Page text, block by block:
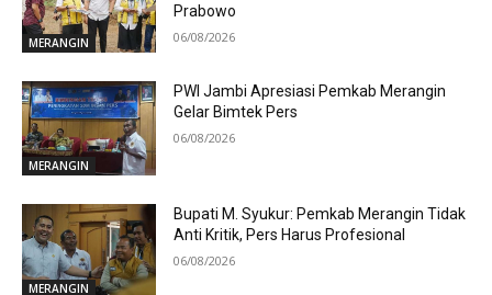
MERANGIN
Prabowo
06/08/2026
MERANGIN
PWI Jambi Apresiasi Pemkab Merangin
Gelar Bimtek Pers
06/08/2026
MERANGIN
Bupati M. Syukur: Pemkab Merangin Tidak
Anti Kritik, Pers Harus Profesional
06/08/2026